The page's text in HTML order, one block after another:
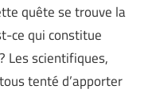
quête se trouve la
ce qui constitue
Les scientifiques,
tenté d’apporter